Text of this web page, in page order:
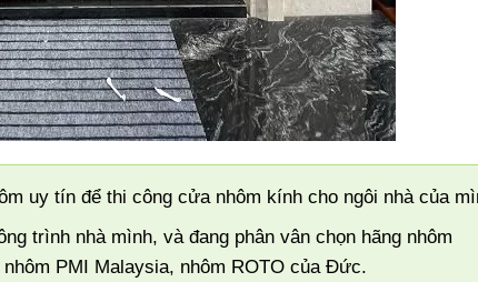
uy tín để thi công cửa nhôm kính cho ngôi nhà của
trình nhà mình, và đang phân vân chọn hãng nhôm
PMI Malaysia, nhôm ROTO của Đức.